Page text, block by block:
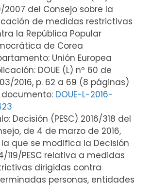
2007 del Consejo sobre la
de medidas restrictivas
la República Popular
de Corea
Unión Europea
DOUE (L) nº 60 de
2016, p. 62 a 69 (8 páginas)
documento: DOUE-L-2016-
Decisión (PESC) 2016/318 del
de 4 de marzo de 2016,
la que se modifica la Decisión
119/PESC relativa a medidas
dirigidas contra
personas, entidades